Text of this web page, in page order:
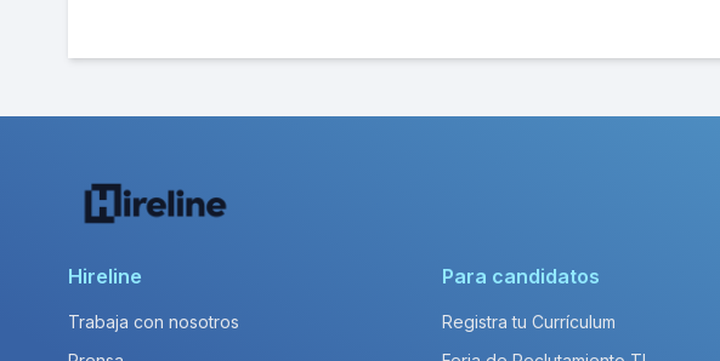
Hireline
Trabaja con nosotros
Para candidatos
Registra tu Currículum